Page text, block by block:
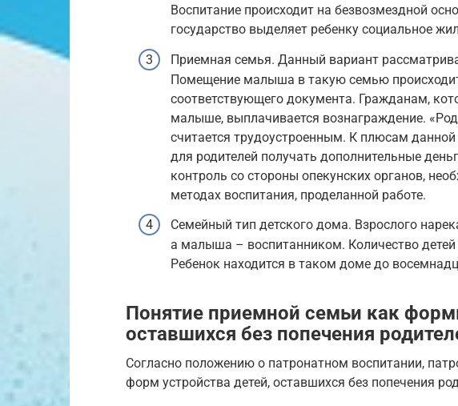
Воспитание происходит на безвозмездной
государство выделяет ребенку социальное
Приемная семья. Данный вариант
Помещение малыша в такую семью
соответствующего документа. Гражданам,
малыше, выплачивается вознаграждение.
считается трудоустроенным. К плюсам
для родителей получать дополнительные
контроль со стороны опекунских органов,
методах воспитания, проделанной работе.
Семейный тип детского дома. Взрослого
а малыша – воспитанником. Количество
Ребенок находится в таком доме до
Понятие приемной семьи как
оставшихся без попечения
Согласно положению о патронатном воспитании,
форм устройства детей, оставшихся без попечения